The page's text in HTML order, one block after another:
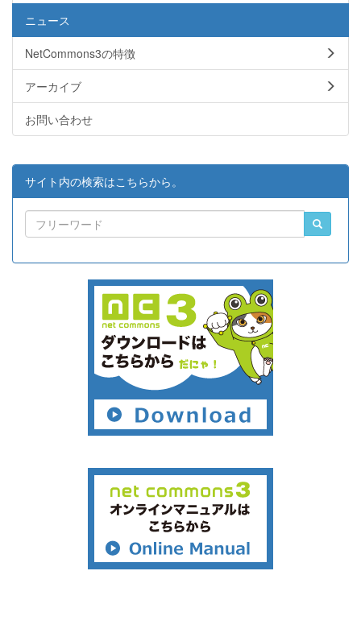
ニュース
NetCommons3の特徴
アーカイブ
お問い合わせ
サイト内の検索はこちらから。